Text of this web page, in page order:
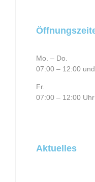
Mo. – Do.
07:00 – 12:00
Fr.
07:00 – 12:00 Uhr
Aktuelles